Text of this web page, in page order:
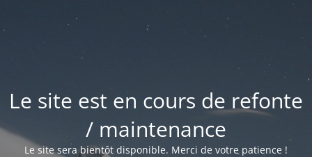
Le site est en cours de refonte
/ maintenance
Le site sera bientôt disponible. Merci de votre patience !